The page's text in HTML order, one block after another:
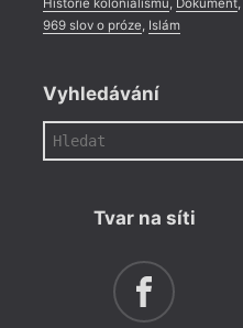
Historie kolonialismu, Dokument,
969 slov o próze, Islám
Vyhledávání
Tvar na síti